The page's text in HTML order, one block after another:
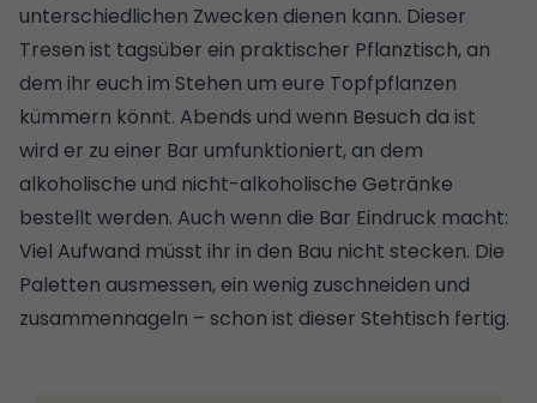
unterschiedlichen Zwecken dienen kann. Dieser
Tresen ist tagsüber ein praktischer Pflanztisch, an
dem ihr euch im Stehen um eure Topfpflanzen
kümmern könnt. Abends und wenn Besuch da ist
wird er zu einer Bar umfunktioniert, an dem
alkoholische und nicht-alkoholische Getränke
bestellt werden. Auch wenn die Bar Eindruck macht:
Viel Aufwand müsst ihr in den Bau nicht stecken. Die
Paletten ausmessen, ein wenig zuschneiden und
zusammennageln – schon ist dieser Stehtisch fertig.